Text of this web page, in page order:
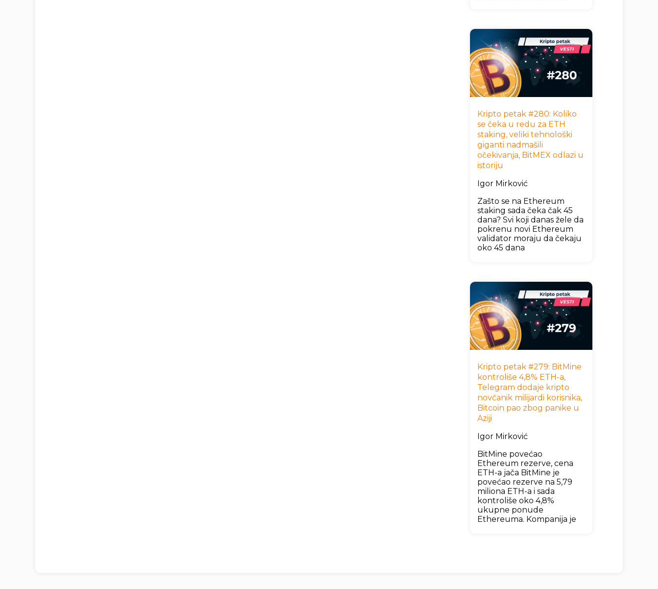
Kripto petak #280: Koliko
se čeka u redu za ETH
staking, veliki tehnološki
giganti nadmašili
očekivanja, BitMEX odlazi u
istoriju
Igor Mirković
Zašto se na Ethereum
staking sada čeka čak 45
dana? Svi koji danas žele da
pokrenu novi Ethereum
validator moraju da čekaju
oko 45 dana
Kripto petak #279: BitMine
kontroliše 4,8% ETH-a,
Telegram dodaje kripto
novčanik milijardi korisnika,
Bitcoin pao zbog panike u
Aziji
Igor Mirković
BitMine povećao
Ethereum rezerve, cena
ETH-a jača BitMine je
povećao rezerve na 5,79
miliona ETH-a i sada
kontroliše oko 4,8%
ukupne ponude
Ethereuma. Kompanija je